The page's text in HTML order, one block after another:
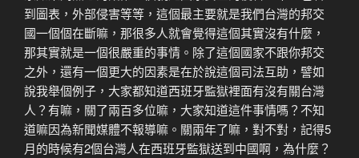
到圖表，外部侵害等等，這個最主要就是我們台灣的邦交
國一個個在斷嘛，那很多人就會覺得這個其實沒有什麼，
那其實就是一個很嚴重的事情。除了這個國家不跟你邦交
之外，還有一個更大的因素是在於說這個司法互助，譬如
說我舉個例子，大家都知道西班牙監獄裡面有沒有關台灣
人？有嘛，關了兩百多位嘛，大家知道這件事情嗎？不知
道嘛因為新聞媒體不報導嘛。關兩年了嘛，對不對，記得5
月的時候有2個台灣人在西班牙監獄送到中國啊，為什麼？